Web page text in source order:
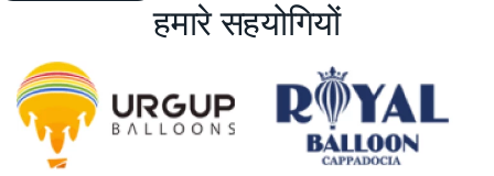
हमारे सहयोगियों